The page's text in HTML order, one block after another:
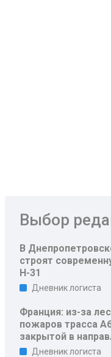
Выбор
В
строят
Н-31
Дневник логиста
Франция: из-за
пожаров трасса
закрытой в
Дневник логиста